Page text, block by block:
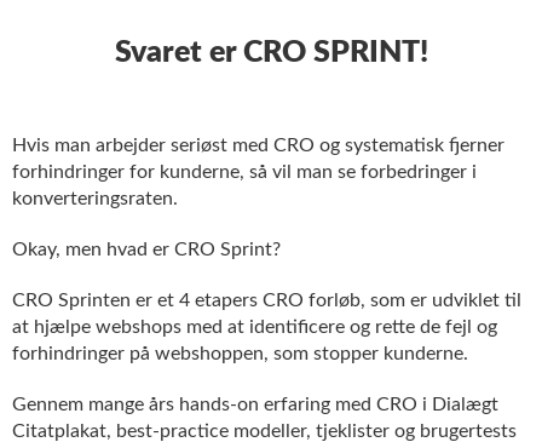
Svaret er CRO SPRINT!
Hvis man arbejder seriøst med CRO og systematisk fjerner
forhindringer for kunderne, så vil man se forbedringer i
konverteringsraten.
Okay, men hvad er CRO Sprint?
CRO Sprinten er et 4 etapers CRO forløb, som er udviklet til
at hjælpe webshops med at identificere og rette de fejl og
forhindringer på webshoppen, som stopper kunderne.
Gennem mange års hands-on erfaring med CRO i Dialægt
Citatplakat, best-practice modeller, tjeklister og brugertests